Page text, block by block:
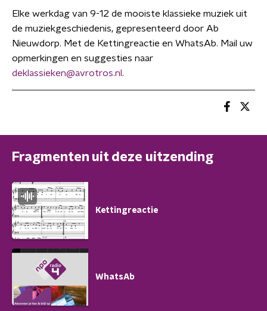
Elke werkdag van 9-12 de mooiste klassieke muziek uit
de muziekgeschiedenis, gepresenteerd door Ab
Nieuwdorp. Met de Kettingreactie en WhatsAb. Mail uw
opmerkingen en suggesties naar
deklassieken@avrotros.nl .
Fragmenten uit deze uitzending
Kettingreactie
WhatsAb